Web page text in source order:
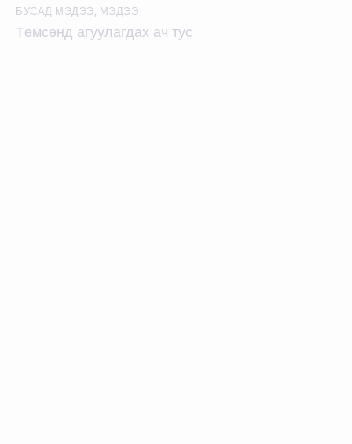
БУСАД МЭДЭЭ, МЭДЭЭ
Төмсөнд агуулагдах ач тус